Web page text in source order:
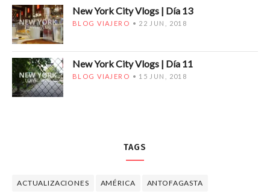
New York City Vlogs | Día 13
BLOG VIAJERO 22 JUN, 2018
New York City Vlogs | Día 11
BLOG VIAJERO 15 JUN, 2018
TAGS
ACTUALIZACIONES AMÉRICA ANTOFAGASTA